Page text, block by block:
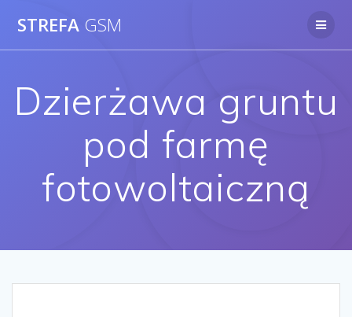
STREFA GSM
Dzierżawa gruntu
pod farmę
fotowoltaiczną